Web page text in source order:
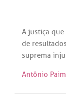
A justiça que
de resultados
suprema
Antônio Paim